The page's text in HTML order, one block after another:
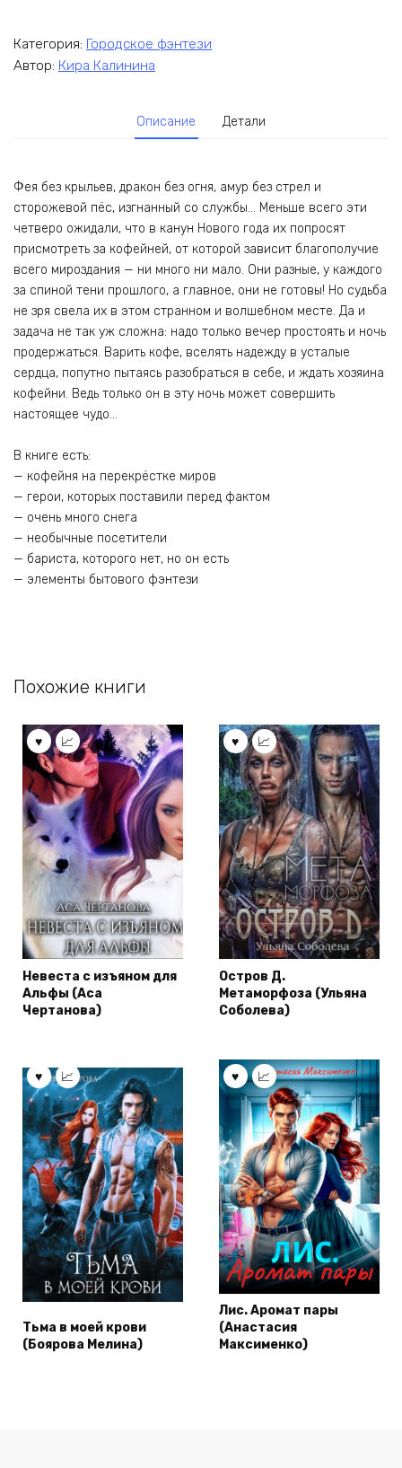
Категория: Городское фэнтези
Автор: Кира Калинина
Описание Детали
Фея без крыльев, дракон без огня, амур без стрел и
сторожевой пёс, изгнанный со службы… Меньше всего эти
четверо ожидали, что в канун Нового года их попросят
присмотреть за кофейней, от которой зависит благополучие
всего мироздания — ни много ни мало. Они разные, у каждого
за спиной тени прошлого, а главное, они не готовы! Но судьба
не зря свела их в этом странном и волшебном месте. Да и
задача не так уж сложна: надо только вечер простоять и ночь
продержаться. Варить кофе, вселять надежду в усталые
сердца, попутно пытаясь разобраться в себе, и ждать хозяина
кофейни. Ведь только он в эту ночь может совершить
настоящее чудо…
В книге есть:
— кофейня на перекрёстке миров
— герои, которых поставили перед фактом
— очень много снега
— необычные посетители
— бариста, которого нет, но он есть
— элементы бытового фэнтези
Похожие книги
Невеста с изъяном для
Альфы (Аса
Чертанова)
Остров Д.
Метаморфоза (Ульяна
Соболева)
Тьма в моей крови
(Боярова Мелина)
Лис. Аромат пары
(Анастасия
Максименко)